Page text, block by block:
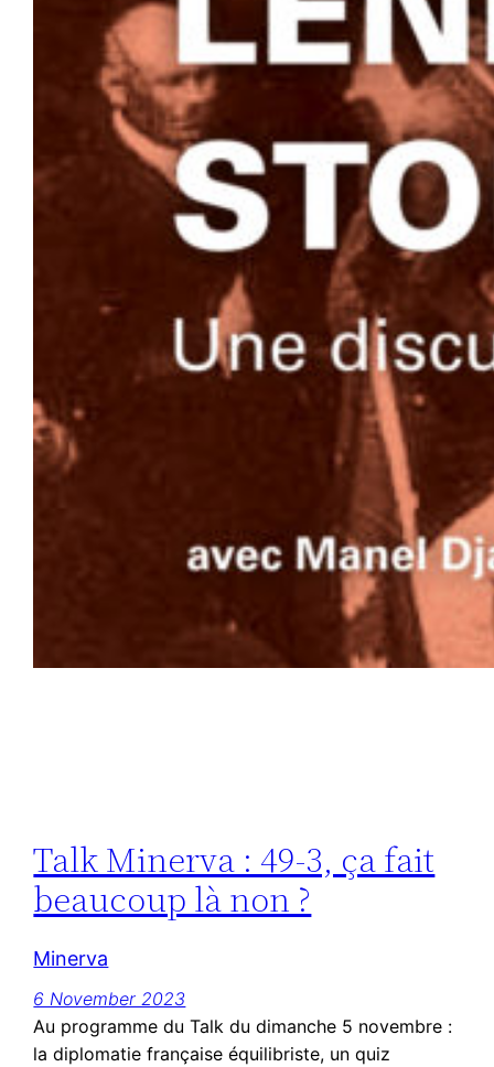
Talk Minerva : 49-3, ça fait
beaucoup là non ?
Minerva
6 November 2023
Au programme du Talk du dimanche 5 novembre :
la diplomatie française équilibriste, un quiz